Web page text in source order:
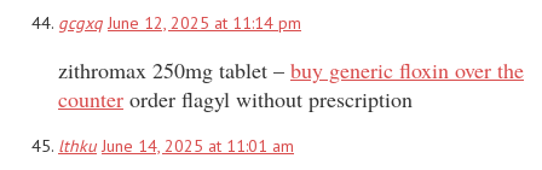
gcgxq June 12, 2025 at 11:14 pm
zithromax 250mg tablet – buy generic floxin over the
counter order flagyl without prescription
lthku June 14, 2025 at 11:01 am